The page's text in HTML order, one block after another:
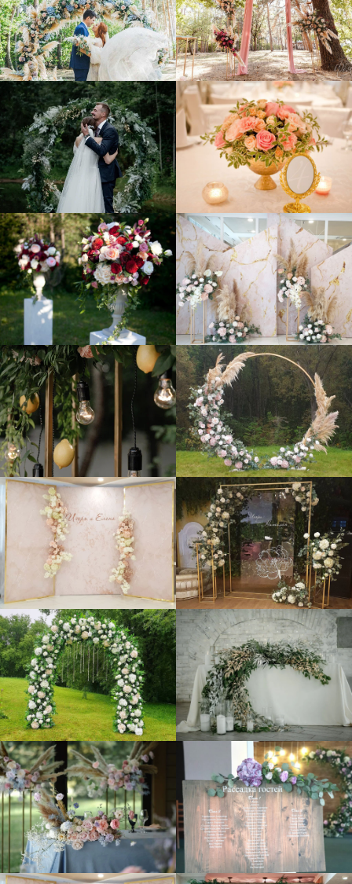
Для каждой свадьбы мы разрабатываем индивидуальный
проект оформления “под ключ” и самостоятельно
изготавливаем декорации.
Стоимость начинается от 400 000 рублей. Однако, если вам
нужна не комплексная услуга, а что-то одно, например,
цветочные композиции или создание фона, это будет стоить
дешевле.
Если вы хотите, чтобы ваша свадьба была красивой,
позвоните нам или оставьте заявку на нашем сайте. Мы
свяжемся с вами и приложим все усилия, чтобы сделать
ваше торжество ярким и незабываемым.
ЦЕНЫУЗНАТЬ ЦЕНУ СВАДЬБЫ